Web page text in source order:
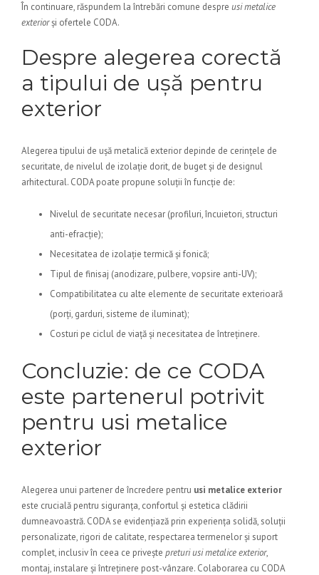
În continuare, răspundem la întrebări comune despre usi metalice
exteriorși ofertele CODA.
Despre alegerea corectă
a tipului de ușă pentru
exterior
Alegerea tipului de ușă metalică exterior depinde de cerințele de
securitate, de nivelul de izolație dorit, de buget și de designul
arhitectural. CODA poate propune soluții în funcție de:
Nivelul de securitate necesar (profiluri, încuietori, structuri
anti-efracție);
Necesitatea de izolație termică și fonică;
Tipul de finisaj (anodizare, pulbere, vopsire anti-UV);
Compatibilitatea cu alte elemente de securitate exterioară
(porți, garduri, sisteme de iluminat);
Costuri pe ciclul de viață și necesitatea de întreținere.
Concluzie: de ce CODA
este partenerul potrivit
pentru usi metalice
exterior
Alegerea unui partener de încredere pentru usi metalice exterior
este crucială pentru siguranța, confortul și estetica clădirii
dumneavoastră. CODA se evidențiază prin experiența solidă, soluții
personalizate, rigori de calitate, respectarea termenelor și suport
complet, inclusiv în ceea ce privește preturi usi metalice exterior,
montaj, instalare și întreținere post-vânzare. Colaborarea cu CODA